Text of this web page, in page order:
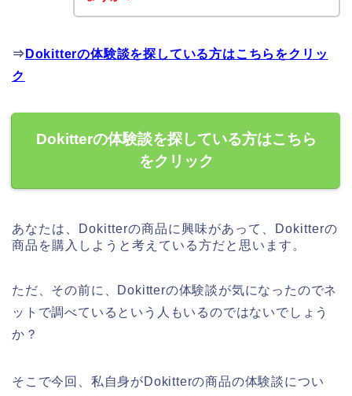
⇒ Dokitterの体験談を探している方はこちらをクリッ
ク
Dokitterの体験談を探している方はこちら
をクリック
あなたは、Dokitterの商品に興味があって、Dokitterの
商品を購入しようと考えている方だと思います。
ただ、その前に、Dokitterの体験談が気になったのでネ
ットで調べているという人もいるのではないでしょう
か？
そこで今回、私自身がDokitterの商品の体験談につい